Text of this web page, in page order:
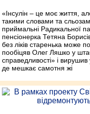
«Інсулін – це моє життя,
такими словами та
приймальні Радикальної
пенсіонерка Тетяна
без ліків старенька може
пообіцяв Олег Ляшко у
справедливості» і
де мешкає самотня жі